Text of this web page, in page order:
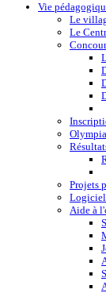
Vie
Le
Le
Projets
Aide à